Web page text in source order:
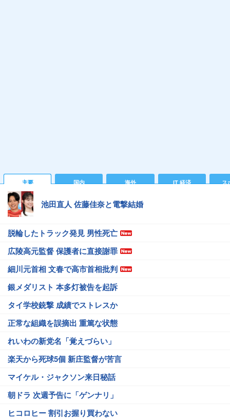
主要 国内 海外 IT 経済 ス
池田直人 佐藤佳奈と電撃結婚
脱輪したトラック発見 男性死亡
広陵高元監督 保護者に直接謝罪
細川元首相 文春で高市首相批判
銀メダリスト 本多灯被告を起訴
タイ学校銃撃 成績でストレスか
正常な組織を誤摘出 重篤な状態
れいわの新党名「覚えづらい」
楽天から死球5個 新庄監督が苦言
マイケル・ジャクソン来日秘話
朝ドラ 次週予告に「ゲンナリ」
ヒコロヒー 割引お握り買わない